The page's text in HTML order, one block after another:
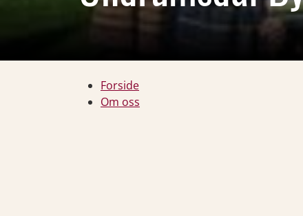
Forside
Om oss